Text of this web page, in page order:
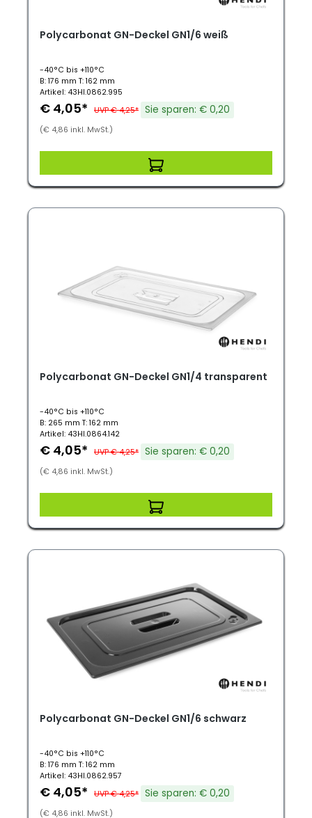
Polycarbonat GN-Deckel GN1/6 weiß
-40°C bis +110°C
B: 176 mm T: 162 mm
Artikel: 43HI.0862.995
€ 4,05* UVP € 4,25* Sie sparen: € 0,20
(€ 4,86 inkl. MwSt.)
Polycarbonat GN-Deckel GN1/4 transparent
-40°C bis +110°C
B: 265 mm T: 162 mm
Artikel: 43HI.0864.142
€ 4,05* UVP € 4,25* Sie sparen: € 0,20
(€ 4,86 inkl. MwSt.)
Polycarbonat GN-Deckel GN1/6 schwarz
-40°C bis +110°C
B: 176 mm T: 162 mm
Artikel: 43HI.0862.957
€ 4,05* UVP € 4,25* Sie sparen: € 0,20
(€ 4,86 inkl. MwSt.)